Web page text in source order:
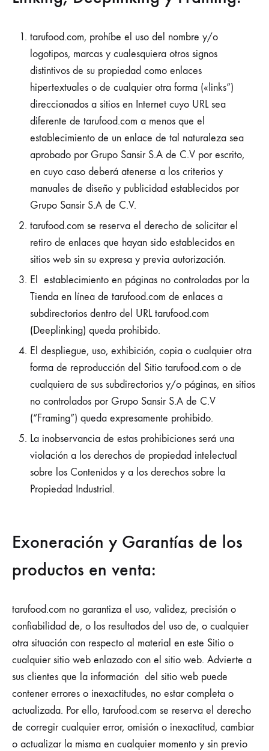
tarufood.com, prohíbe el uso del nombre y/o
logotipos, marcas y cualesquiera otros signos
distintivos de su propiedad como enlaces
hipertextuales o de cualquier otra forma («links”)
direccionados a sitios en Internet cuyo URL sea
diferente de tarufood.com a menos que el
establecimiento de un enlace de tal naturaleza sea
aprobado por Grupo Sansir S.A de C.V por escrito,
en cuyo caso deberá atenerse a los criterios y
manuales de diseño y publicidad establecidos por
Grupo Sansir S.A de C.V.
tarufood.com se reserva el derecho de solicitar el
retiro de enlaces que hayan sido establecidos en
sitios web sin su expresa y previa autorización.
El establecimiento en páginas no controladas por la
Tienda en línea de tarufood.com de enlaces a
subdirectorios dentro del URL tarufood.com
(Deeplinking) queda prohibido.
El despliegue, uso, exhibición, copia o cualquier otra
forma de reproducción del Sitio tarufood.com o de
cualquiera de sus subdirectorios y/o páginas, en sitios
no controlados por Grupo Sansir S.A de C.V
(“Framing”) queda expresamente prohibido.
La inobservancia de estas prohibiciones será una
violación a los derechos de propiedad intelectual
sobre los Contenidos y a los derechos sobre la
Propiedad Industrial.
Exoneración y Garantías de los
productos en venta:
tarufood.com no garantiza el uso, validez, precisión o
confiabilidad de, o los resultados del uso de, o cualquier
otra situación con respecto al material en este Sitio o
cualquier sitio web enlazado con el sitio web. Advierte a
sus clientes que la información del sitio web puede
contener errores o inexactitudes, no estar completa o
actualizada. Por ello, tarufood.com se reserva el derecho
de corregir cualquier error, omisión o inexactitud, cambiar
o actualizar la misma en cualquier momento y sin previo